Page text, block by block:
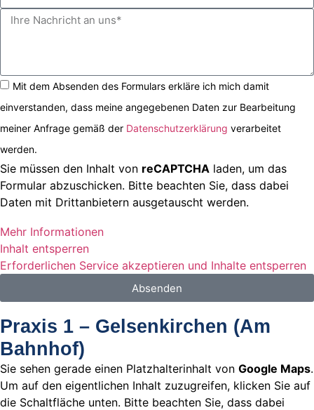
Mit dem Absenden des Formulars erkläre ich mich damit
einverstanden, dass meine angegebenen Daten zur Bearbeitung
meiner Anfrage gemäß der Datenschutzerklärung verarbeitet
werden.
Sie müssen den Inhalt von reCAPTCHA laden, um das
Formular abzuschicken. Bitte beachten Sie, dass dabei
Daten mit Drittanbietern ausgetauscht werden.
Mehr Informationen
Inhalt entsperren
Erforderlichen Service akzeptieren und Inhalte entsperren
Absenden
Praxis 1 – Gelsenkirchen (Am
Bahnhof)
Sie sehen gerade einen Platzhalterinhalt von Google Maps.
Um auf den eigentlichen Inhalt zuzugreifen, klicken Sie auf
die Schaltfläche unten. Bitte beachten Sie, dass dabei